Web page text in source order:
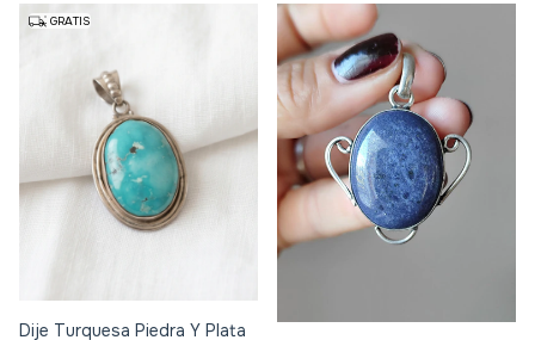
GRATIS
Dije Turquesa Piedra Y Plata